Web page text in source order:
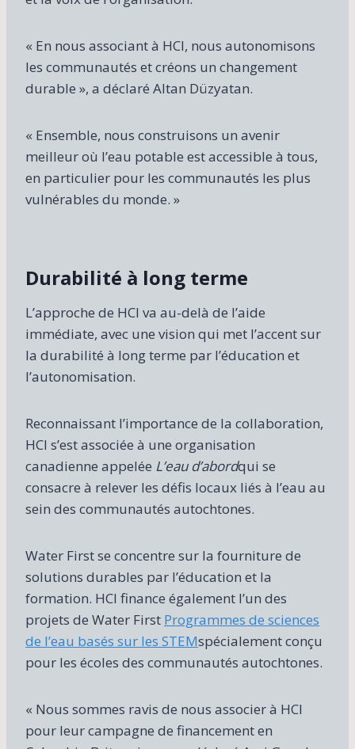
« En nous associant à HCI, nous autonomisons
les communautés et créons un changement
durable », a déclaré Altan Düzyatan.
« Ensemble, nous construisons un avenir
meilleur où l’eau potable est accessible à tous,
en particulier pour les communautés les plus
vulnérables du monde. »
Durabilité à long terme
L’approche de HCI va au-delà de l’aide
immédiate, avec une vision qui met l’accent sur
la durabilité à long terme par l’éducation et
l’autonomisation.
Reconnaissant l’importance de la collaboration,
HCI s’est associée à une organisation
canadienne appelée L’eau d’abordqui se
consacre à relever les défis locaux liés à l’eau au
sein des communautés autochtones.
Water First se concentre sur la fourniture de
solutions durables par l’éducation et la
formation. HCI finance également l’un des
projets de Water First Programmes de sciences
de l’eau basés sur les STEMspécialement conçu
pour les écoles des communautés autochtones.
« Nous sommes ravis de nous associer à HCI
pour leur campagne de financement en